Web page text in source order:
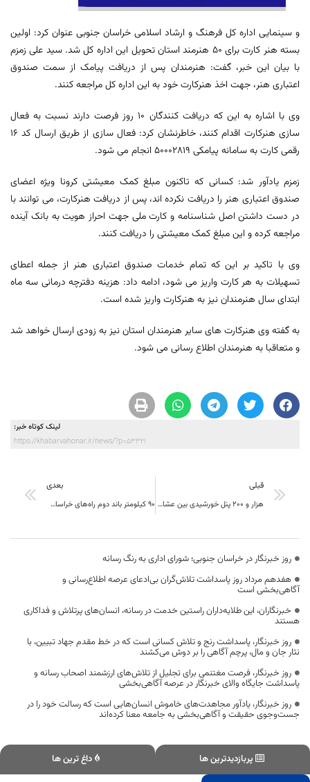
و سینمایی اداره کل فرهنگ و ارشاد اسلامی خراسان جنوبی عنوان کرد: اولین
بسته هنر کارت برای 50 هنرمند استان تحویل این اداره کل شد. سید علی زمزم
با بیان این خبر، گفت: هنرمندان پس از دریافت پیامک از سمت صندوق
اعتباری هنر، جهت اخذ هنرکارت خود به این اداره کل مراجعه کنند.
وی با اشاره به این که دریافت کنندگان 10 روز فرصت دارند نسبت به فعال
سازی هنرکارت اقدام کنند، خاطرنشان کرد: فعال سازی از طریق ارسال کد 16
رقمی کارت به سامانه پیامکی 50002819 انجام می شود.
زمزم یادآور شد: کسانی که تاکنون مبلغ کمک معیشتی کرونا ویژه اعضای
صندوق اعتباری هنر را دریافت نکرده اند، پس از دریافت هنرکارت، می توانند با
در دست داشتن اصل شناسنامه و کارت ملی جهت احراز هویت به بانک آینده
مراجعه کرده و این مبلغ کمک معیشتی را دریافت کنند.
وی با تاکید بر این که تمام خدمات صندوق اعتباری هنر از جمله اعطای
تسهیلات به هر کارت واریز می شود، ادامه داد: هزینه دفترچه درمانی سه ماه
ابتدای سال هنرمندان نیز به هنرکارت واریز شده است.
به گفته وی هنرکارت های سایر هنرمندان استان نیز به زودی ارسال خواهد شد
و متعاقبا به هنرمندان اطلاع رسانی می شود.
لینک کوتاه خبر:
https://khabarvahonar.ir/news/?p=53321
قبلی
هزار و ۲۰۰ پنل خورشیدی بین عشایر خراسان جنوبی توزیع می‌شود
بعدی
۹۰ کیلومتر باند دوم راه‌های خراسان جنوبی افتتاح شد
روز خبرنگار در خراسان جنوبی؛ شورای اداری به رنگ رسانه
هفدهم مرداد روز پاسداشت تلاش‌گران بی‌ادعای عرصه اطلاع‌رسانی و
آگاهی‌بخشی است
خبرنگاران، این طلایه‌داران راستین خدمت در رسانه، انسان‌های پرتلاش و فداکاری
هستند
روز خبرنگار، پاسداشت رنج و تلاش کسانی است که در خط مقدم جهاد تبیین، با
نثار جان و مال، پرچم آگاهی را بر دوش می‌کشند
روز خبرنگار، فرصت مغتنمی برای تجلیل از تلاش‌های ارزشمند اصحاب رسانه و
پاسداشت جایگاه والای خبرنگار در عرصه آگاهی‌بخشی
روز خبرنگار، یادآور مجاهدت‌های خاموش انسان‌هایی است که رسالت خود را در
جست‌وجوی حقیقت و آگاهی‌بخشی به جامعه معنا کرده‌اند
پربازدیدترین ها داغ ترین ها